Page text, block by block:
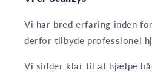
Vi har bred erfaring inden
derfor tilbyde professionel
Vi sidder klar til at hjælpe